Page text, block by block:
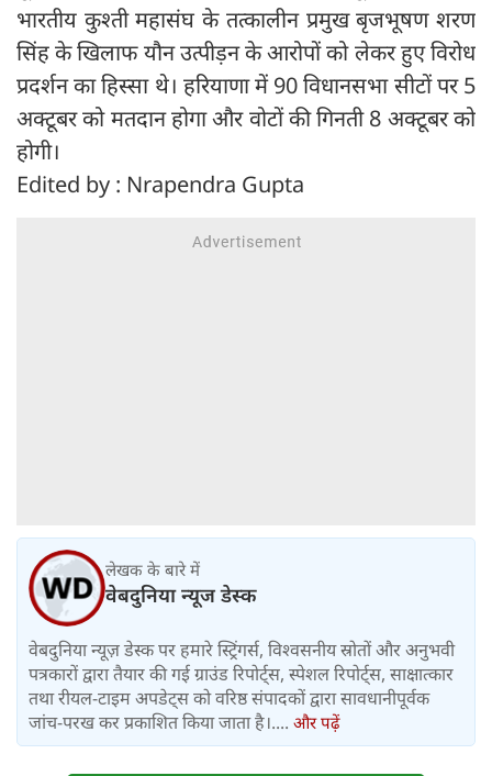
भारतीय कुश्ती महासंघ के तत्कालीन प्रमुख बृजभूषण शरण
सिंह के खिलाफ यौन उत्पीड़न के आरोपों को लेकर हुए विरोध
प्रदर्शन का हिस्सा थे। हरियाणा में 90 विधानसभा सीटों पर 5
अक्टूबर को मतदान होगा और वोटों की गिनती 8 अक्टूबर को
होगी।
Edited by : Nrapendra Gupta
लेखक के बारे में
वेबदुनिया न्यूज डेस्क
वेबदुनिया न्यूज़ डेस्क पर हमारे स्ट्रिंगर्स, विश्वसनीय स्रोतों और अनुभवी
पत्रकारों द्वारा तैयार की गई ग्राउंड रिपोर्ट्स, स्पेशल रिपोर्ट्स, साक्षात्कार
तथा रीयल-टाइम अपडेट्स को वरिष्ठ संपादकों द्वारा सावधानीपूर्वक
जांच-परख कर प्रकाशित किया जाता है।.... और पढ़ें